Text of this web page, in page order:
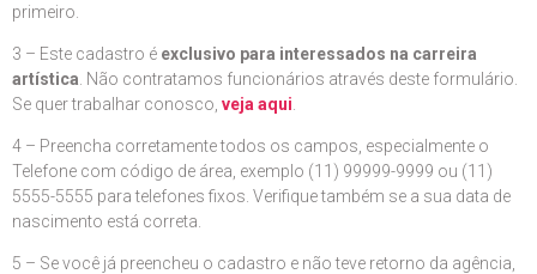
primeiro.
3 – Este cadastro é exclusivo para interessados na carreira
artística . Não contratamos funcionários através deste formulário.
Se quer trabalhar conosco, veja aqui
4 – Preencha corretamente todos os campos, especialmente o
Telefone com código de área, exemplo (11) 99999-9999 ou (11)
5555-5555 para telefones fixos. Verifique também se a sua data de
nascimento está correta.
5 – Se você já preencheu o cadastro e não teve retorno da agência,